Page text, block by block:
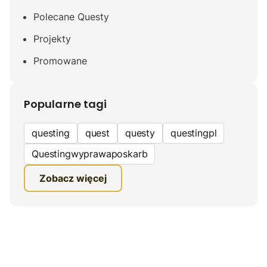
Polecane Questy
Projekty
Promowane
Popularne tagi
questing quest questy
questingpl
Questingwyprawaposkarb
edukacyjna gra terenowa
fundacja questingu
Zobacz więcej